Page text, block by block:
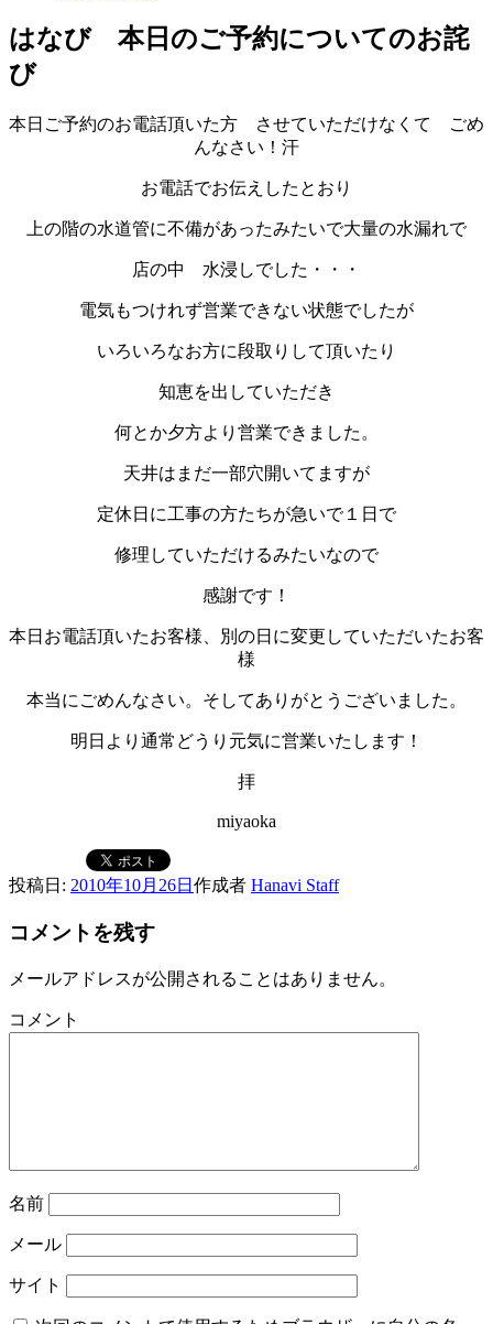
はなび 本日のご予約についてのお詫
び
本日ご予約のお電話頂いた方 させていただけなくて ごめ
んなさい！汗
お電話でお伝えしたとおり
上の階の水道管に不備があったみたいで大量の水漏れで
店の中 水浸しでした・・・
電気もつけれず営業できない状態でしたが
いろいろなお方に段取りして頂いたり
知恵を出していただき
何とか夕方より営業できました。
天井はまだ一部穴開いてますが
定休日に工事の方たちが急いで１日で
修理していただけるみたいなので
感謝です！
本日お電話頂いたお客様、別の日に変更していただいたお客
様
本当にごめんなさい。そしてありがとうございました。
明日より通常どうり元気に営業いたします！
拝
miyaoka
投稿日: 2010年10月26日 作成者 Hanavi Staff
コメントを残す
メールアドレスが公開されることはありません。
コメント
名前
メール
サイト